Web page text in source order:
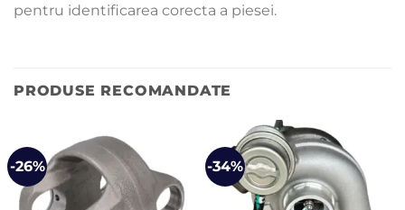
pentru identificarea corecta a piesei.
PRODUSE RECOMANDATE
-26% -34%